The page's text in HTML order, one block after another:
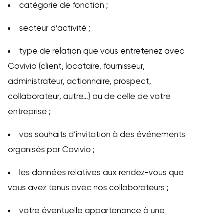
catégorie de fonction ;
secteur d’activité ;
type de relation que vous entretenez avec
Covivio (client, locataire, fournisseur,
administrateur, actionnaire, prospect,
collaborateur, autre…) ou de celle de votre
entreprise ;
vos souhaits d’invitation à des événements
organisés par Covivio ;
les données relatives aux rendez-vous que
vous avez tenus avec nos collaborateurs ;
votre éventuelle appartenance à une